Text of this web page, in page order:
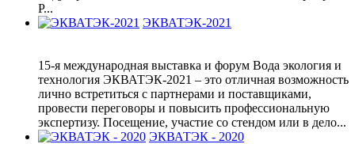
Р...
ЭКВАТЭК-2021
15-я международная выставка и форум Вода экология и
технология ЭКВАТЭК-2021 – это отличная возможность
лично встретиться с партнерами и поставщиками,
провести переговоры и повысить профессиональную
экспертизу. Посещение, участие со стендом или в дело...
ЭКВАТЭК - 2020